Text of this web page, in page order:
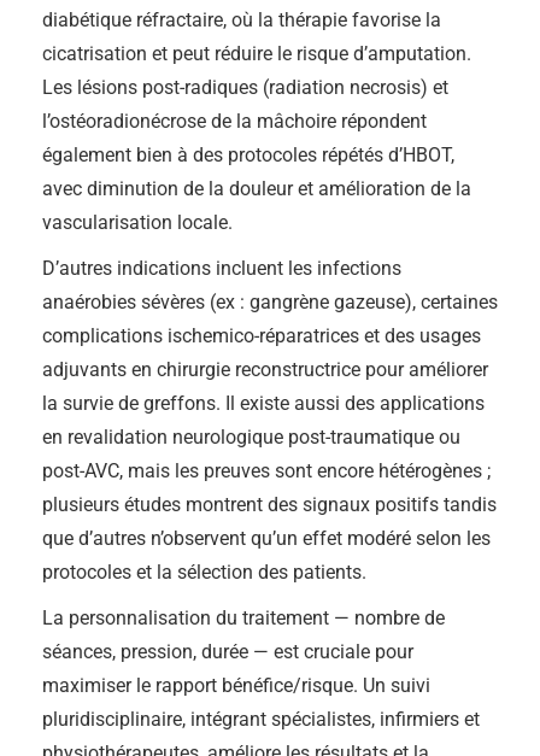
diabétique réfractaire, où la thérapie favorise la
cicatrisation et peut réduire le risque d’amputation.
Les lésions post-radiques (radiation necrosis) et
l’ostéoradionécrose de la mâchoire répondent
également bien à des protocoles répétés d’HBOT,
avec diminution de la douleur et amélioration de la
vascularisation locale.
D’autres indications incluent les infections
anaérobies sévères (ex : gangrène gazeuse), certaines
complications ischemico-réparatrices et des usages
adjuvants en chirurgie reconstructrice pour améliorer
la survie de greffons. Il existe aussi des applications
en revalidation neurologique post-traumatique ou
post-AVC, mais les preuves sont encore hétérogènes ;
plusieurs études montrent des signaux positifs tandis
que d’autres n’observent qu’un effet modéré selon les
protocoles et la sélection des patients.
La personnalisation du traitement — nombre de
séances, pression, durée — est cruciale pour
maximiser le rapport bénéfice/risque. Un suivi
pluridisciplinaire, intégrant spécialistes, infirmiers et